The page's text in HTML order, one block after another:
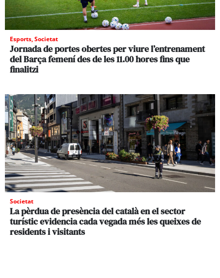
Esports,Societat
Jornada de portes obertes per viure l’entrenament
del Barça femení des de les 11.00 hores fins que
finalitzi
Societat
La pèrdua de presència del català en el sector
turístic evidencia cada vegada més les queixes de
residents i visitants